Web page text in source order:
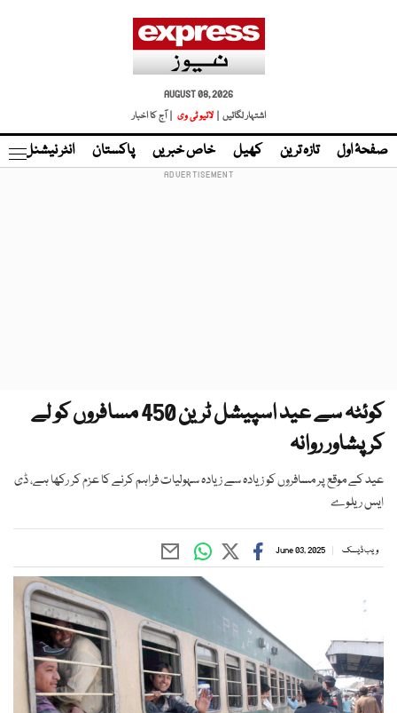
AUGUST 08, 2026
اشتہار لگائیں |
لائیو ٹی وی | آج کا اخبار
صفحۂ اول تازہ ترین کھیل خاص خبریں پاکستان انٹر نیشنل
کوئٹہ سے عید اسپیشل ٹرین 450 مسافروں کو لے
کر پشاور روانہ
عید کے موقع پر مسافروں کو زیادہ سے زیادہ سہولیات فراہم کرنے کا عزم کر رکھا ہے، ڈی
ایس ریلوے
ویب ڈیسک June 03, 2025